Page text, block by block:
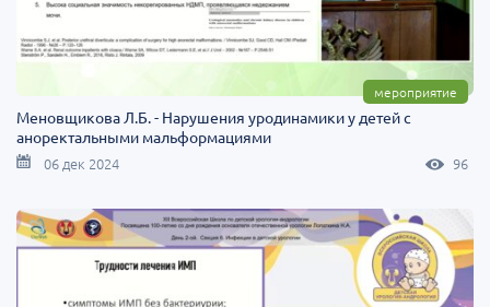
мероприятие
Меновщикова Л.Б. - Нарушения уродинамики у детей с
аноректальными мальформациями
06 дек 2024 96